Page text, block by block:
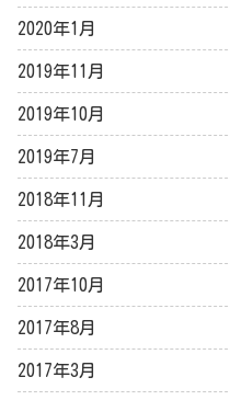
2020年1月
2019年11月
2019年10月
2019年7月
2018年11月
2018年3月
2017年10月
2017年8月
2017年3月